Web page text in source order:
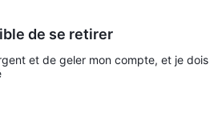
de se retirer
et de geler mon compte, et je dois